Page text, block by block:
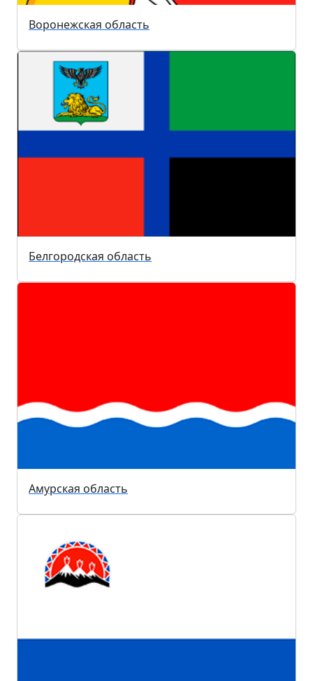
Воронежская область
Белгородская область
Амурская область